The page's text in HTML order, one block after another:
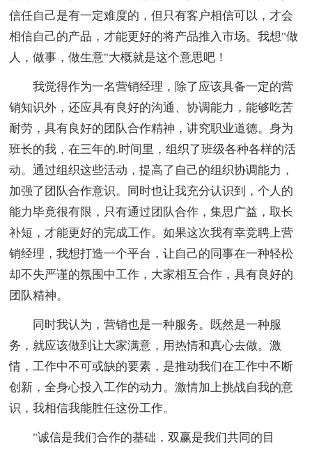
信任自己是有一定难度的，但只有客户相信可以，才会
相信自己的产品，才能更好的将产品推入市场。我想"做
人，做事，做生意"大概就是这个意思吧！
我觉得作为一名营销经理，除了应该具备一定的营
销知识外，还应具有良好的沟通、协调能力，能够吃苦
耐劳，具有良好的团队合作精神，讲究职业道德。身为
班长的我，在三年的.时间里，组织了班级各种各样的活
动。通过组织这些活动，提高了自己的组织协调能力，
加强了团队合作意识。同时也让我充分认识到，个人的
能力毕竟很有限，只有通过团队合作，集思广益，取长
补短，才能更好的完成工作。如果这次我有幸竞聘上营
销经理，我想打造一个平台，让自己的同事在一种轻松
却不失严谨的氛围中工作，大家相互合作，具有良好的
团队精神。
同时我认为，营销也是一种服务。既然是一种服
务，就应该做到让大家满意，用热情和真心去做。激
情，工作中不可或缺的要素，是推动我们在工作中不断
创新，全身心投入工作的动力。激情加上挑战自我的意
识，我相信我能胜任这份工作。
"诚信是我们合作的基础，双赢是我们共同的目